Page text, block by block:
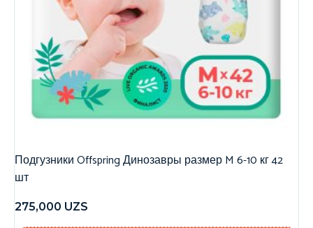
Подгузники Offspring Динозавры размер M 6-10 кг 42
шт
275,000 UZS